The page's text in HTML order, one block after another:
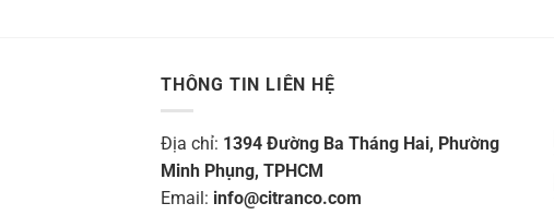
THÔNG TIN LIÊN HỆ
Địa chỉ: 1394 Đường Ba Tháng Hai, Phường
Minh Phụng, TPHCM
Email: info@citranco.com